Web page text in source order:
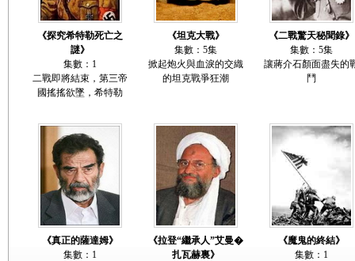
《探究希特勒死亡之
謎》
集數：1
二戰即將結束，第三帝
國搖搖欲墜，希特勒
《坦克大戰》
集數：5集
掀起炮火與血淚的交織
的坦克戰爭狂潮
《二戰驚天秘聞錄》
集數：5集
讓蔣介石顏面盡失的
鬥
《真正的薩達姆》
集數：1
《拉登“繼承人”艾曼�
扎瓦赫裏》
《魔鬼的終結》
集數：1